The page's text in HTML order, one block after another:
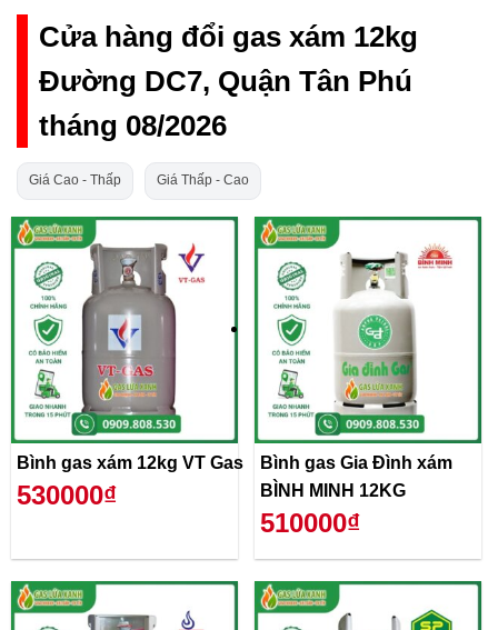
Cửa hàng đổi gas xám 12kg
Đường DC7, Quận Tân Phú
tháng 08/2026
Giá Cao - Thấp Giá Thấp - Cao
Bình gas xám 12kg VT Gas
530000₫
Bình gas Gia Đình xám
BÌNH MINH 12KG
510000₫